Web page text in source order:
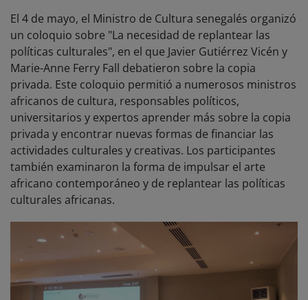
El 4 de mayo, el Ministro de Cultura senegalés organizó
un coloquio sobre "La necesidad de replantear las
políticas culturales", en el que Javier Gutiérrez Vicén y
Marie-Anne Ferry Fall debatieron sobre la copia
privada. Este coloquio permitió a numerosos ministros
africanos de cultura, responsables políticos,
universitarios y expertos aprender más sobre la copia
privada y encontrar nuevas formas de financiar las
actividades culturales y creativas. Los participantes
también examinaron la forma de impulsar el arte
africano contemporáneo y de replantear las políticas
culturales africanas.